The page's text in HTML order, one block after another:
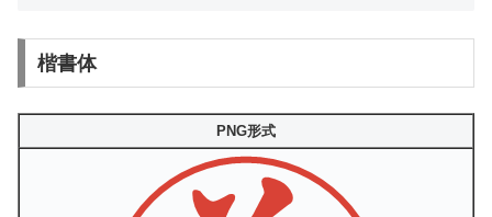
楷書体
PNG形式